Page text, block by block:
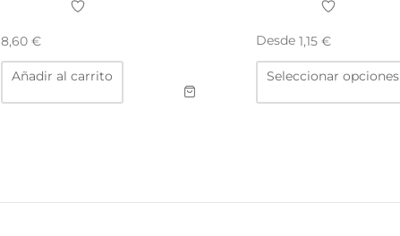
8,60 €
Añadir al carrito
Desde 1,15 €
Seleccionar opciones